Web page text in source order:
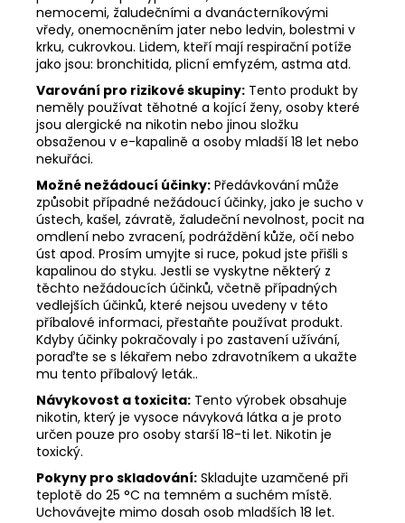
nemocemi, žaludečními a dvanácterníkovými
vředy, onemocněním jater nebo ledvin, bolestmi v
krku, cukrovkou. Lidem, kteří mají respirační potíže
jako jsou: bronchitida, plicní emfyzém, astma atd.
Varování pro rizikové skupiny: Tento produkt by
neměly používat těhotné a kojící ženy, osoby které
jsou alergické na nikotin nebo jinou složku
obsaženou v e-kapalině a osoby mladší 18 let nebo
nekuřáci.
Možné nežádoucí účinky: Předávkování může
způsobit případné nežádoucí účinky, jako je sucho v
ústech, kašel, závratě, žaludeční nevolnost, pocit na
omdlení nebo zvracení, podráždění kůže, očí nebo
úst apod. Prosím umyjte si ruce, pokud jste přišli s
kapalinou do styku. Jestli se vyskytne některý z
těchto nežádoucích účinků, včetně případných
vedlejších účinků, které nejsou uvedeny v této
příbalové informaci, přestaňte používat produkt.
Kdyby účinky pokračovaly i po zastavení užívání,
poraďte se s lékařem nebo zdravotníkem a ukažte
mu tento příbalový leták..
Návykovost a toxicita: Tento výrobek obsahuje
nikotin, který je vysoce návyková látka a je proto
určen pouze pro osoby starší 18-ti let. Nikotin je
toxický.
Pokyny pro skladování: Skladujte uzamčené při
teplotě do 25 °C na temném a suchém místě.
Uchovávejte mimo dosah osob mladších 18 let.